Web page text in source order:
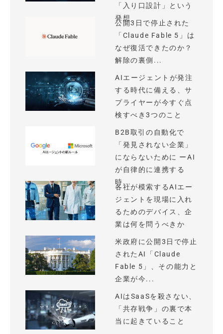
「入り口設計」という
発想
公開3日で停止された
「Claude Fable 5」は
なぜ復活できたのか？
解除の裏側...
AIエージェントが発注
する時代に備える、サ
プライヤーが今すぐ点
検すべき3つのこと
B2B取引の自動化で
「発見されない企業」
にならないために ーAI
が自律的に連携する
時...
各社が模索するAIエー
ジェントを現場に入れ
るためのデバイス、企
業は何を問うべきか
米政府に公開3日で停止
されたAI「Claude
Fable 5」、その能力と
企業が今...
AIはSaaSを殺さない、
「共存戦争」の裏で本
当に起きていること